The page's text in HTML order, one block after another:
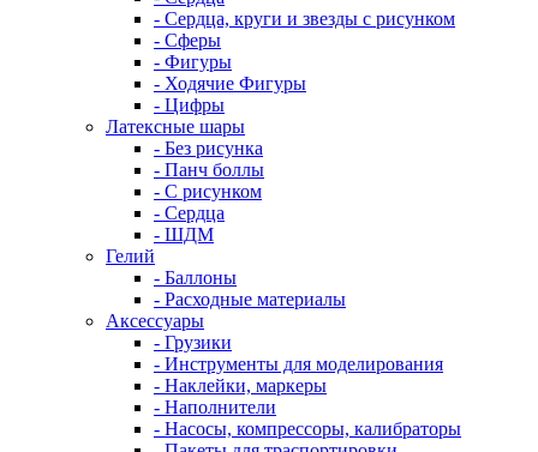
- Сердца, круги и звезды с рисунком
- Сферы
- Фигуры
- Ходячие Фигуры
- Цифры
Латексные шары
- Без рисунка
- Панч боллы
- С рисунком
- Сердца
- ШДМ
Гелий
- Баллоны
- Расходные материалы
Аксессуары
- Грузики
- Инструменты для моделирования
- Наклейки, маркеры
- Наполнители
- Насосы, компрессоры, калибраторы